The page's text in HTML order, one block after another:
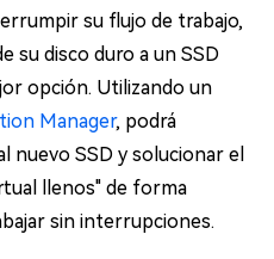
su flujo de trabajo,
su disco duro a un SSD
opción. Utilizando un
Manager, podrá
SSD y solucionar el
llenos" de forma
sin interrupciones.